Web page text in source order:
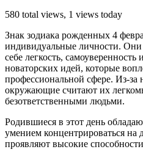
580 total views, 1 views today
Знак зодиака рожденных 4
индивидуальные личности.
себе легкость,
новаторских идей, которые
профессиональной сфере. Из-за
окружающие считают их
безответственными людьми.
Родившиеся в этот день
умением концентрироваться на
проявляют высокие